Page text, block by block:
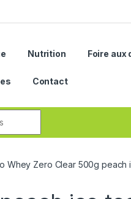
Nutrition Foire aux
Contact
Whey Zero Clear 500g peach